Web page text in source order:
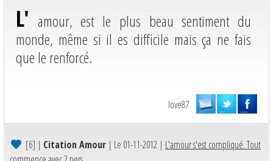
L' amour, est le plus beau sentiment du
monde, même si il es difficile mais ça ne fais
que le renforcé.
love87
[6] | Citation Amour | Le 01-11-2012 | L'amour s'est compliqué. Tout